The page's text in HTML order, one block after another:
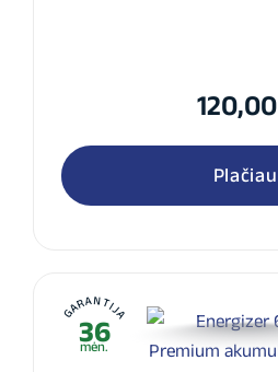
120,00
Plačiau
GARANTIJA
36
mėn.